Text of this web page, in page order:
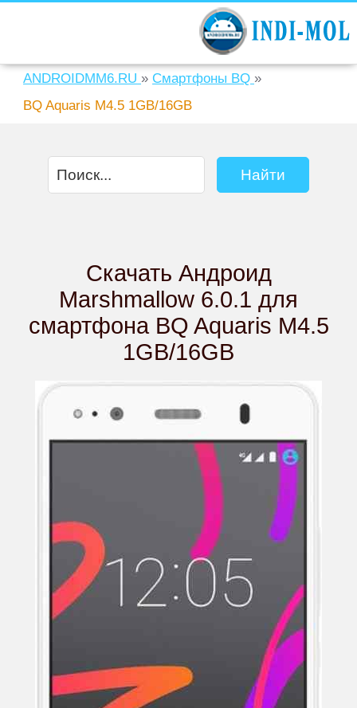
ANDROIDMM6.RU » Смартфоны BQ »
BQ Aquaris M4.5 1GB/16GB
Скачать Андроид
Marshmallow 6.0.1 для
смартфона BQ Aquaris M4.5
1GB/16GB